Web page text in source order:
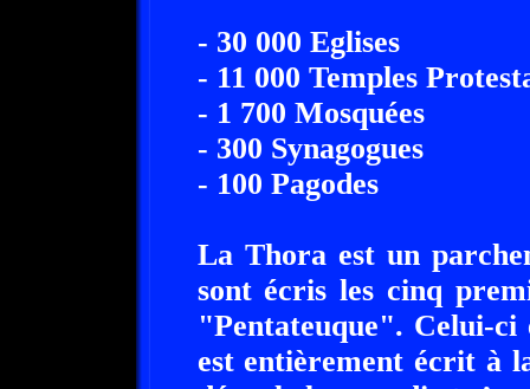
- 30 000 Eglises
- 11 000 Temples
- 1 700 Mosquées
- 300 Synagogues
- 100 Pagodes
La Thora est un
sont écris les cinq
"Pentateuque". Celui-
est entièrement écrit à